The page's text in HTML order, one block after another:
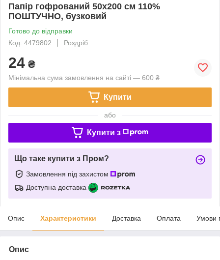
Папір гофрований 50х200 см 110%
ПОШТУЧНО, бузковий
Готово до відправки
Код: 4479802
Роздріб
24 ₴
Мінімальна сума замовлення на сайті — 600 ₴
Купити
або
Купити з
Що таке купити з Пром?
Замовлення під захистом
Доступна доставка
Опис Характеристики Доставка Оплата Умови
Опис